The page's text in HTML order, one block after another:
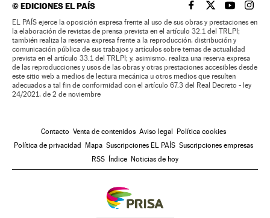
©EDICIONES EL PAÍS EL PAÍS BRASIL EN
EL PAÍSEL PAÍS
EL
EL PAÍS ejerce la oposición expresa frente al uso de sus obras y prestaciones en
la elaboración de revistas de prensa prevista en el artículo 32.1 del TRLPI;
también realiza la reserva expresa frente a la reproducción, distribución y
comunicación pública de sus trabajos y artículos sobre temas de actualidad
prevista en el artículo 33.1 del TRLPI; y, asimismo, realiza una reserva expresa
de las reproducciones y usos de las obras y otras prestaciones accesibles desde
este sitio web a medios de lectura mecánica u otros medios que resulten
adecuados a tal fin de conformidad con el artículo 67.3 del Real Decreto - ley
24/2021, de 2 de noviembre
Contacto Venta de contenidos Aviso legal
Política cookies
Política de privacidad
Mapa Suscripciones EL PAÍS Suscripciones empresas
RSS
Índice Noticias de hoy